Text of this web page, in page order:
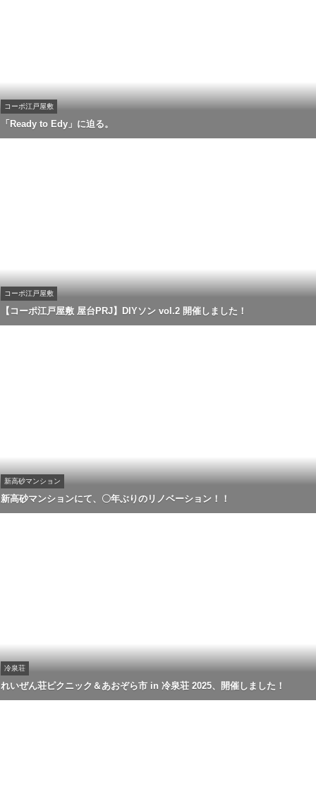
コーポ江戸屋敷
「Ready to Edy」に迫る。
コーポ江戸屋敷
【コーポ江戸屋敷 屋台PRJ】DIYソン vol.2 開催しました！
新高砂マンション
新高砂マンションにて、〇年ぶりのリノベーション！！
冷泉荘
れいぜん荘ピクニック＆あおぞら市 in 冷泉荘 2025、開催しました！